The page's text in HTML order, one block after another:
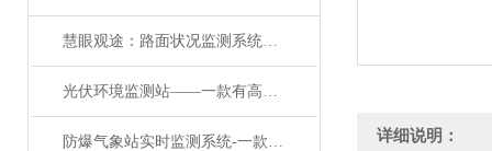
慧眼观途：路面状况监测系统的“隐形守护”
光伏环境监测站——一款有高精度传感器的光伏环境监测站2024已更新
防爆气象站实时监测系统-一款珠光宝气国产罐区防爆气象站#2023已更新 详细说明：